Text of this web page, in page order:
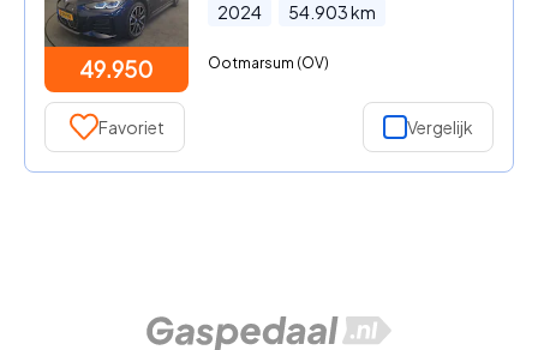
49.950
2024 54.903km
Ootmarsum (OV)
Favoriet Vergelijk